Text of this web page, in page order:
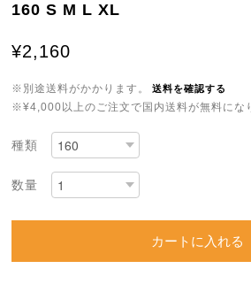
160 S M L XL
¥2,160
※別途送料がかかります。 送料を確認する
※¥4,000以上のご注文で国内送料が無料にな
種類
数量
カートに入れる